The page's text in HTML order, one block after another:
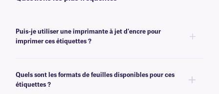
Puis-je utiliser une imprimante à jet d'encre pour
imprimer ces étiquettes ?
imprimante à jet d'encre.
Quels sont les formats de feuilles disponibles pour ces
étiquettes ?